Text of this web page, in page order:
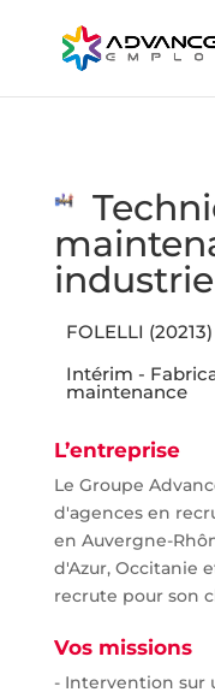
FOLELLI (20213)
Intérim -
maintenance
L’entreprise
Le Groupe
d'agences en
en Auvergne-
d'Azur, Occitanie
recrute pour son
Vos missions
- Intervention sur